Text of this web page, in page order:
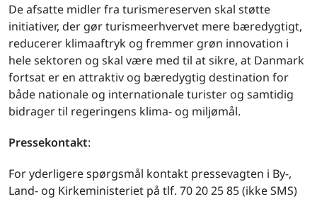
De afsatte midler fra turismereserven skal støtte
initiativer, der gør turismeerhvervet mere bæredygtigt,
reducerer klimaaftryk og fremmer grøn innovation i
hele sektoren og skal være med til at sikre, at Danmark
fortsat er en attraktiv og bæredygtig destination for
både nationale og internationale turister og samtidig
bidrager til regeringens klima- og miljømål.
Pressekontakt:
For yderligere spørgsmål kontakt pressevagten i By-,
Land- og Kirkeministeriet på tlf. 70 20 25 85 (ikke SMS)